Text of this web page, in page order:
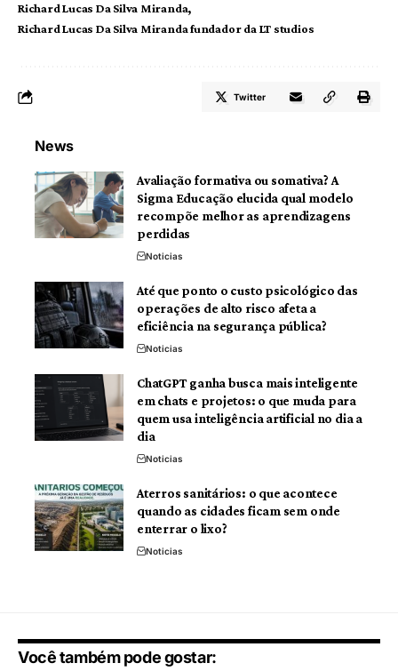
Richard Lucas Da Silva Miranda
Richard Lucas Da Silva Miranda fundador da LT studios
Twitter
News
Avaliação formativa ou somativa? A
Sigma Educação elucida qual modelo
recompõe melhor as aprendizagens
perdidas
Noticias
Até que ponto o custo psicológico das
operações de alto risco afeta a
eficiência na segurança pública?
Noticias
ChatGPT ganha busca mais inteligente
em chats e projetos: o que muda para
quem usa inteligência artificial no dia a
dia
Noticias
Aterros sanitários: o que acontece
quando as cidades ficam sem onde
enterrar o lixo?
Noticias
Você também pode gostar: